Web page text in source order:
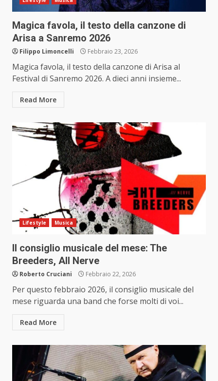
Magica favola, il testo della canzone di
Arisa a Sanremo 2026
Filippo Limoncelli Febbraio 23, 2026
Magica favola, il testo della canzone di Arisa al
Festival di Sanremo 2026. A dieci anni insieme...
Read More
Lifestyle Musica
Il consiglio musicale del mese: The
Breeders, All Nerve
Roberto Cruciani Febbraio 22, 2026
Per questo febbraio 2026, il consiglio musicale del
mese riguarda una band che forse molti di voi...
Read More